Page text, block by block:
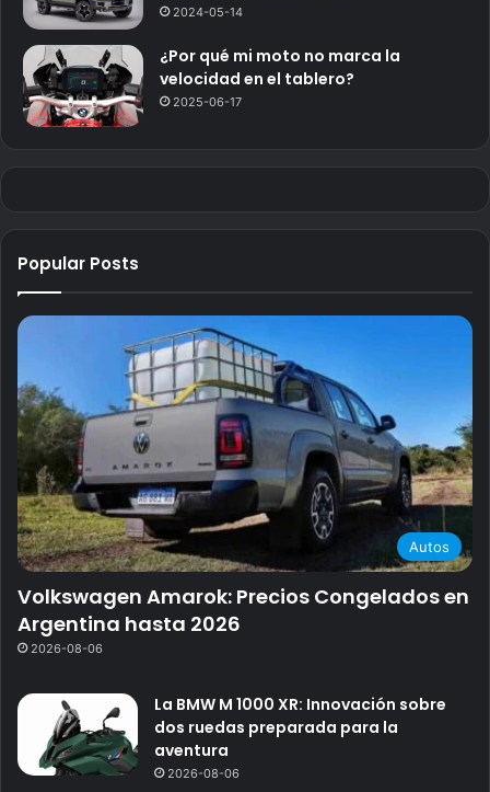
2024-05-14
¿Por qué mi moto no marca la
velocidad en el tablero?
2025-06-17
Popular Posts
Autos
Volkswagen Amarok: Precios Congelados en
Argentina hasta 2026
2026-08-06
La BMW M 1000 XR: Innovación sobre
dos ruedas preparada para la
aventura
2026-08-06